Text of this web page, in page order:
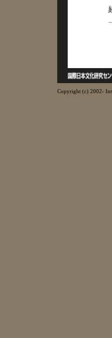
Copyright (c) 2002-